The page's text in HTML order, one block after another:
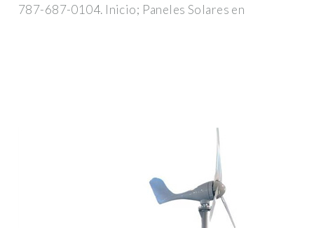
787-687-0104. Inicio; Paneles Solares en